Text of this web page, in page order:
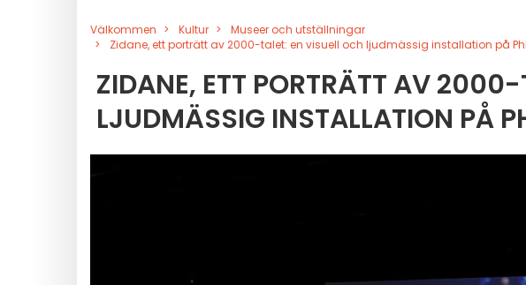
Välkommen Kultur
Museer och utställningar
Zidane, ett porträtt av 2000-talet: en visuell och ljudmässig installation på
ZIDANE, ETT PORTRÄTT AV 2000-
LJUDMÄSSIG INSTALLATION PÅ